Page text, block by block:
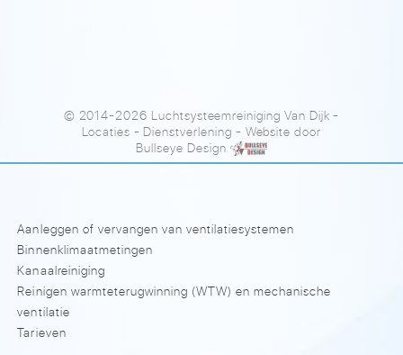
© 2014-2026 Luchtsysteemreiniging Van Dijk-
Locaties - Dienstverlening - Website door
Bullseye Design
Aanleggen of vervangen van ventilatiesystemen
Binnenklimaatmetingen
Kanaalreiniging
Reinigen warmteterugwinning (WTW) en mechanische
ventilatie
Tarieven